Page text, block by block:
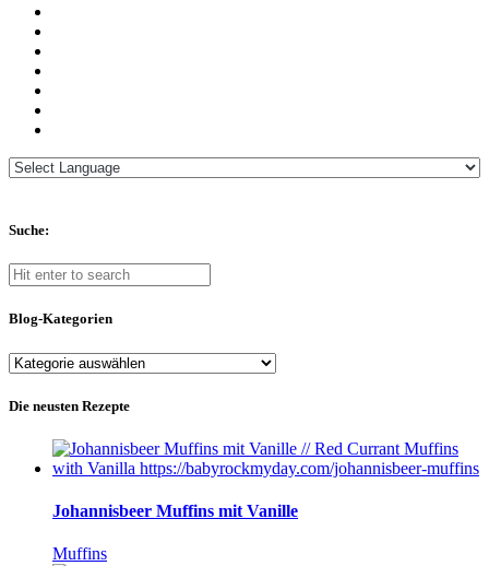
Suche:
Blog-Kategorien
Blog-
Die neusten Rezepte
Johannisbeer Muffins mit Vanille
Muffins